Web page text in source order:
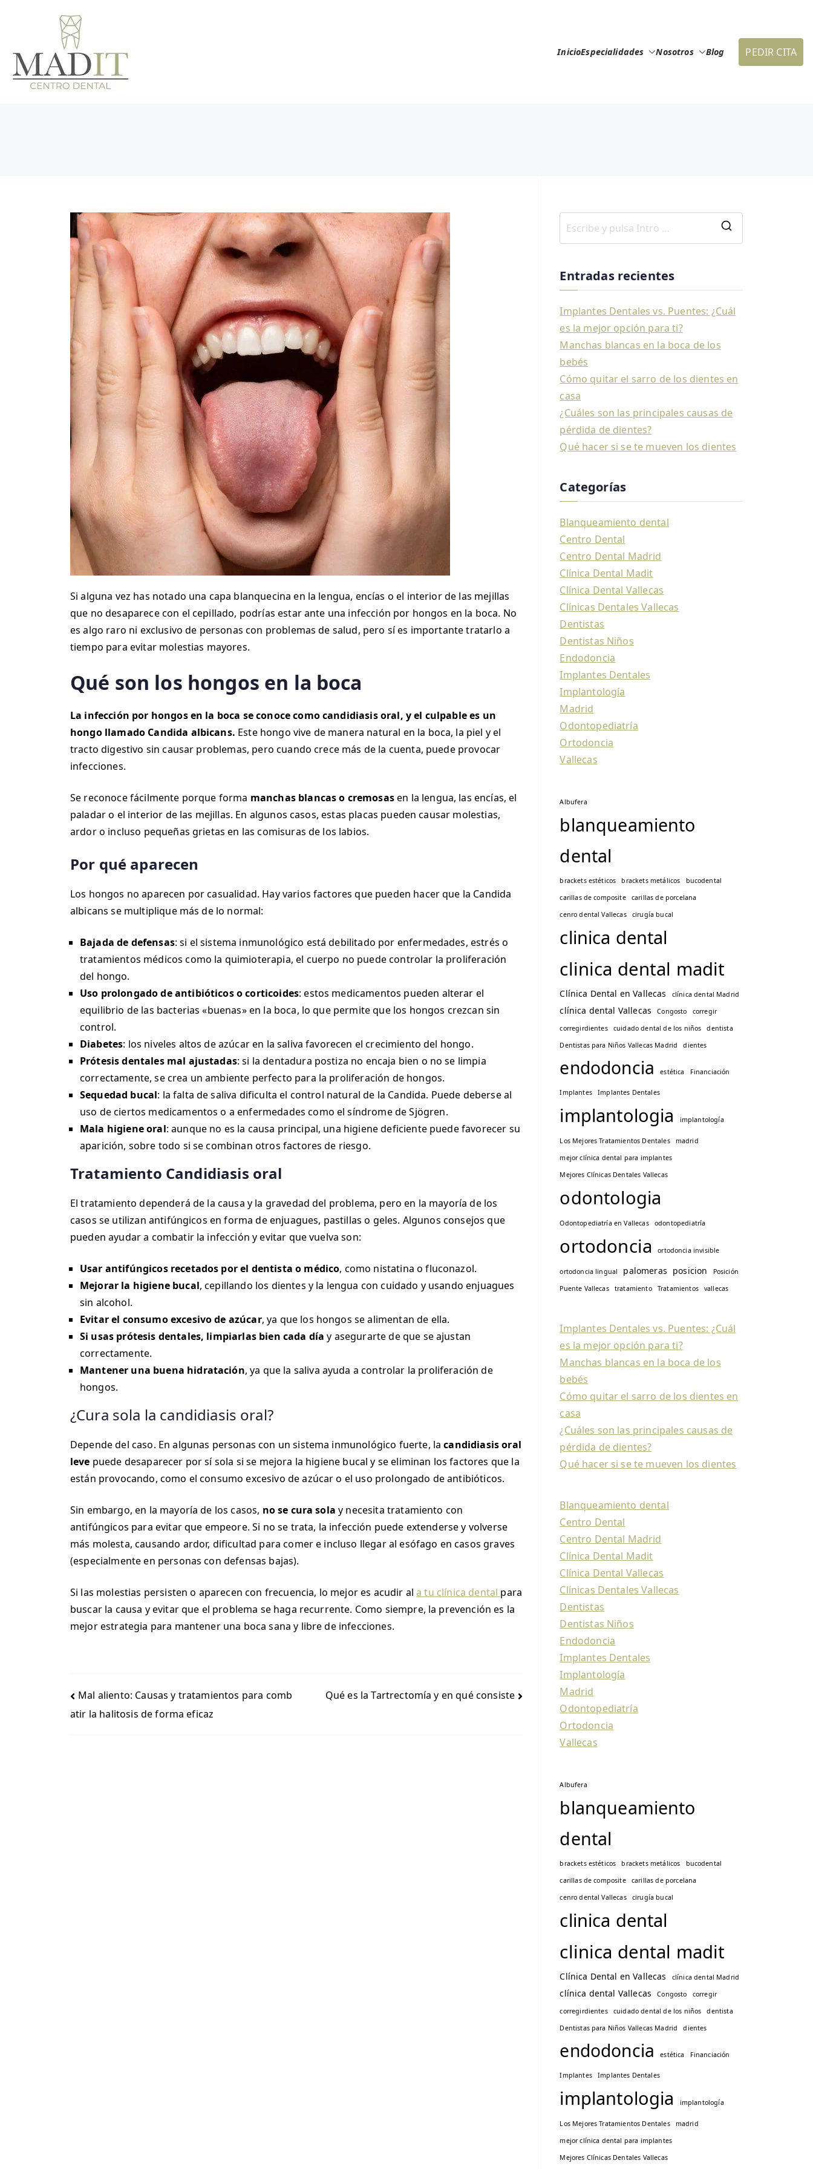
InicioEspecialidades Nosotros Blog PEDIR CITA
Si alguna vez has notado una capa blanquecina en la lengua, encías o el interior de las mejillas
que no desaparece con el cepillado, podrías estar ante una infección por hongos en la boca. No
es algo raro ni exclusivo de personas con problemas de salud, pero sí es importante tratarlo a
tiempo para evitar molestias mayores.
Qué son los hongos en la boca
La infección por hongos en la boca se conoce como candidiasis oral, y el culpable es un
hongo llamado Candida albicans. Este hongo vive de manera natural en la boca, la piel y el
tracto digestivo sin causar problemas, pero cuando crece más de la cuenta, puede provocar
infecciones.
Se reconoce fácilmente porque forma manchas blancas o cremosasen la lengua, las encías, el
paladar o el interior de las mejillas. En algunos casos, estas placas pueden causar molestias,
ardor o incluso pequeñas grietas en las comisuras de los labios.
Por qué aparecen
Los hongos no aparecen por casualidad. Hay varios factores que pueden hacer que la Candida
albicans se multiplique más de lo normal:
Bajada de defensas: si el sistema inmunológico está debilitado por enfermedades, estrés o
tratamientos médicos como la quimioterapia, el cuerpo no puede controlar la proliferación
del hongo.
Uso prolongado de antibióticos o corticoides: estos medicamentos pueden alterar el
equilibrio de las bacterias «buenas» en la boca, lo que permite que los hongos crezcan sin
control.
Diabetes: los niveles altos de azúcar en la saliva favorecen el crecimiento del hongo.
Prótesis dentales mal ajustadas: si la dentadura postiza no encaja bien o no se limpia
correctamente, se crea un ambiente perfecto para la proliferación de hongos.
Sequedad bucal: la falta de saliva dificulta el control natural de la Candida. Puede deberse al
uso de ciertos medicamentos o a enfermedades como el síndrome de Sjögren.
Mala higiene oral: aunque no es la causa principal, una higiene deficiente puede favorecer su
aparición, sobre todo si se combinan otros factores de riesgo.
Tratamiento Candidiasis oral
El tratamiento dependerá de la causa y la gravedad del problema, pero en la mayoría de los
casos se utilizan antifúngicos en forma de enjuagues, pastillas o geles. Algunos consejos que
pueden ayudar a combatir la infección y evitar que vuelva son:
Usar antifúngicos recetados por el dentista o médico, como nistatina o fluconazol.
Mejorar la higiene bucal, cepillando los dientes y la lengua con cuidado y usando enjuagues
sin alcohol.
Evitar el consumo excesivo de azúcar, ya que los hongos se alimentan de ella.
Si usas prótesis dentales, limpiarlas bien cada día y asegurarte de que se ajustan
correctamente.
Mantener una buena hidratación, ya que la saliva ayuda a controlar la proliferación de
hongos.
¿Cura sola la candidiasis oral?
Depende del caso. En algunas personas con un sistema inmunológico fuerte, lacandidiasis oral
leve puede desaparecer por sí sola si se mejora la higiene bucal y se eliminan los factores que la
están provocando, como el consumo excesivo de azúcar o el uso prolongado de antibióticos.
Sin embargo, en la mayoría de los casos, no se cura sola y necesita tratamiento con
antifúngicos para evitar que empeore. Si no se trata, la infección puede extenderse y volverse
más molesta, causando ardor, dificultad para comer e incluso llegar al esófago en casos graves
(especialmente en personas con defensas bajas).
Si las molestias persisten o aparecen con frecuencia, lo mejor es acudir ala tu clínica dental para
buscar la causa y evitar que el problema se haga recurrente. Como siempre, la prevención es la
mejor estrategia para mantener una boca sana y libre de infecciones.
Mal aliento: Causas y tratamientos para comb
atir la halitosis de forma eficaz
Qué es la Tartrectomía y en qué consiste
Entradas recientes
Implantes Dentales vs. Puentes: ¿Cuál
es la mejor opción para ti?
Manchas blancas en la boca de los
bebés
Cómo quitar el sarro de los dientes en
casa
¿Cuáles son las principales causas de
pérdida de dientes?
Qué hacer si se te mueven los dientes
Categorías
Blanqueamiento dental
Centro Dental
Centro Dental Madrid
Clínica Dental Madit
Clínica Dental Vallecas
Clínicas Dentales Vallecas
Dentistas
Dentistas Niños
Endodoncia
Implantes Dentales
Implantología
Madrid
Odontopediatría
Ortodoncia
Vallecas
Albufera
blanqueamiento
dental
brackets estéticos brackets metálicos
bucodental
carillas de composite
carillas de porcelana
cenro dental Vallecas
cirugía bucal
clinica dental
clinica dental madit
Clínica Dental en Vallecas clínica dental Madrid
clínica dental Vallecas Congosto
corregir
corregirdientes
cuidado dental de los niños
dentista
Dentistas para Niños Vallecas Madrid
dientes
endodoncia estética Financiación
Implantes Implantes Dentales
implantologia implantología
Los Mejores Tratamientos Dentales
madrid
mejor clínica dental para implantes
Mejores Clínicas Dentales Vallecas
odontologia
Odontopediatría en Vallecas odontopediatría
ortodoncia ortodoncia invisible
ortodoncia lingual palomeras posicion
Posición
Puente Vallecas
tratamiento Tratamientos vallecas
Implantes Dentales vs. Puentes: ¿Cuál
es la mejor opción para ti?
Manchas blancas en la boca de los
bebés
Cómo quitar el sarro de los dientes en
casa
¿Cuáles son las principales causas de
pérdida de dientes?
Qué hacer si se te mueven los dientes
Blanqueamiento dental
Centro Dental
Centro Dental Madrid
Clínica Dental Madit
Clínica Dental Vallecas
Clínicas Dentales Vallecas
Dentistas
Dentistas Niños
Endodoncia
Implantes Dentales
Implantología
Madrid
Odontopediatría
Ortodoncia
Vallecas
Albufera
blanqueamiento
dental
brackets estéticos brackets metálicos
bucodental
carillas de composite
carillas de porcelana
cenro dental Vallecas
cirugía bucal
clinica dental
clinica dental madit
Clínica Dental en Vallecas clínica dental Madrid
clínica dental Vallecas Congosto
corregir
corregirdientes
cuidado dental de los niños
dentista
Dentistas para Niños Vallecas Madrid
dientes
endodoncia estética Financiación
Implantes Implantes Dentales
implantologia implantología
Los Mejores Tratamientos Dentales
madrid
mejor clínica dental para implantes
Mejores Clínicas Dentales Vallecas